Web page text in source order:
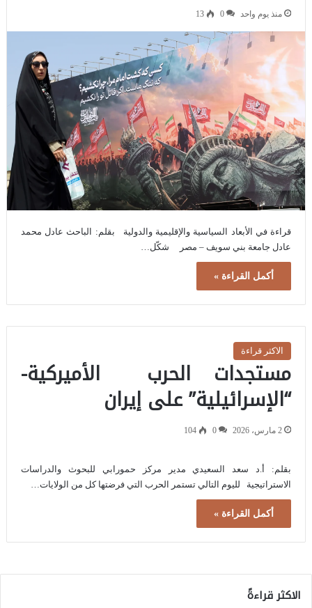
منذ يوم واحد 0
13
قراءة في الأبعاد السياسية والإقليمية والدولية بقلم: الباحث عادل محمد
عادل جامعة بني سويف – مصر شكّل…
أكمل القراءة »
الاكثر قراءة
مستجدات الحرب الأميركية-
“الإسرائيلية” على إيران
2 مارس، 2026 0
104
بقلم: أ.د سعد السعيدي مدير مركز حمورابي للبحوث والدراسات
الاستراتيجية لليوم التالي تستمر الحرب التي فرضتها كل من الولايات…
أكمل القراءة »
الاكثر قراءةً